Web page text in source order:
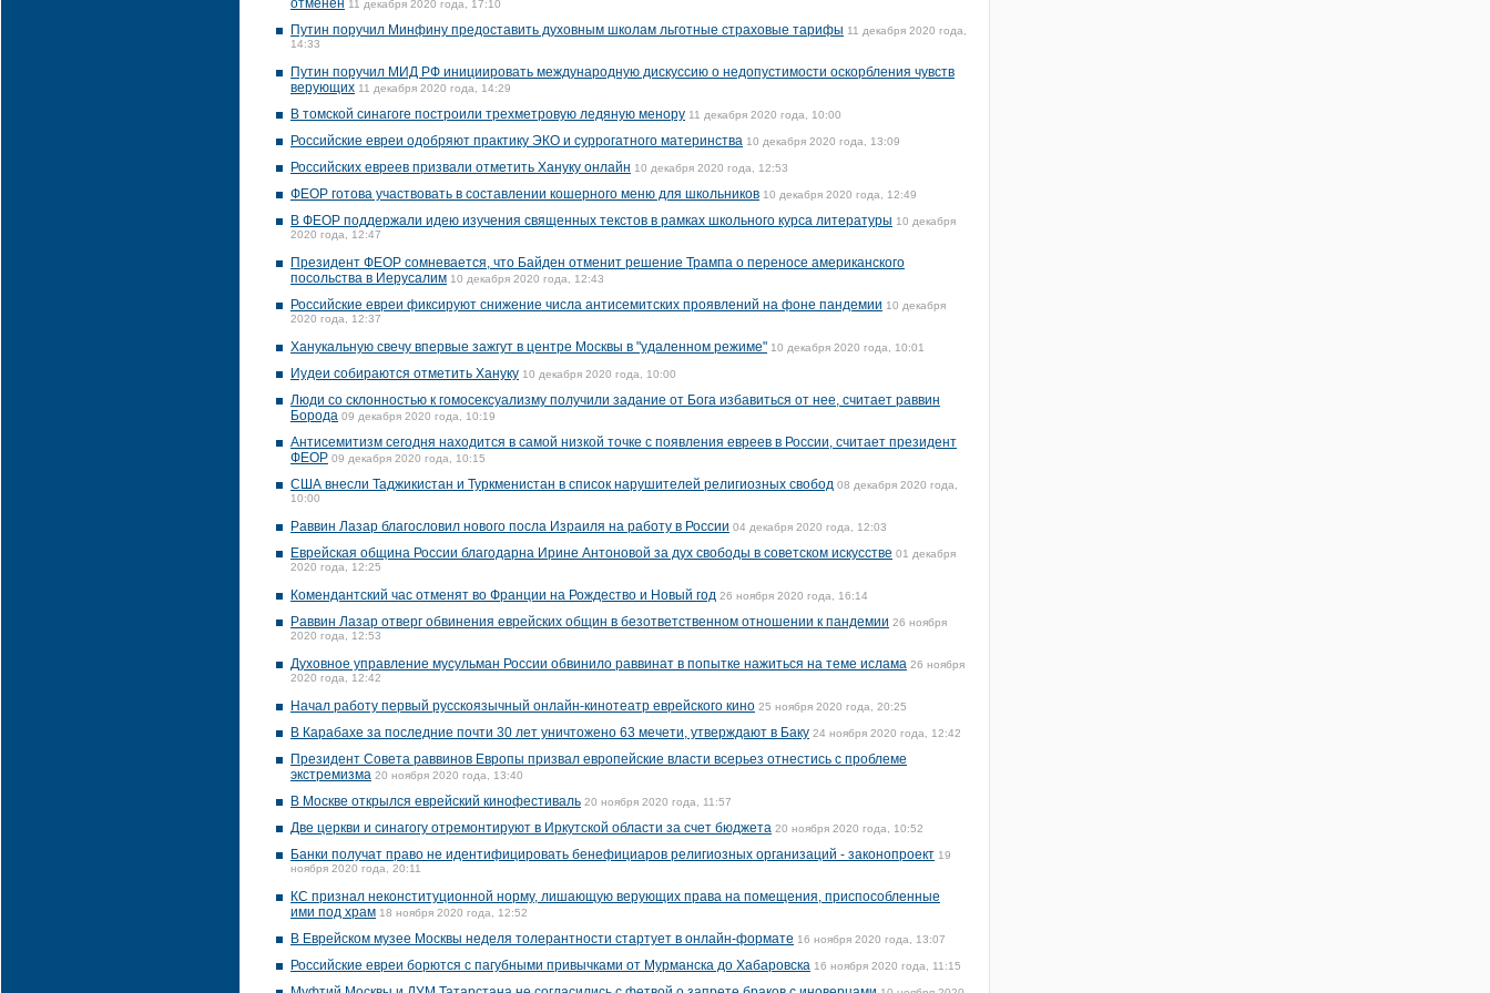
отменен 11 декабря 2020 года, 17:10
Путин поручил Минфину предоставить духовным школам льготные страховые тарифы 11 декабря 2020 года,
14:33
Путин поручил МИД РФ инициировать международную дискуссию о недопустимости оскорбления чувств
верующих 11 декабря 2020 года, 14:29
В томской синагоге построили трехметровую ледяную менору 11 декабря 2020 года, 10:00
Российские евреи одобряют практику ЭКО и суррогатного материнства 10 декабря 2020 года, 13:09
Российских евреев призвали отметить Хануку онлайн 10 декабря 2020 года, 12:53
ФЕОР готова участвовать в составлении кошерного меню для школьников 10 декабря 2020 года, 12:49
В ФЕОР поддержали идею изучения священных текстов в рамках школьного курса литературы 10 декабря
2020 года, 12:47
Президент ФЕОР сомневается, что Байден отменит решение Трампа о переносе американского
посольства в Иерусалим 10 декабря 2020 года, 12:43
Российские евреи фиксируют снижение числа антисемитских проявлений на фоне пандемии 10 декабря
2020 года, 12:37
Ханукальную свечу впервые зажгут в центре Москвы в "удаленном режиме" 10 декабря 2020 года, 10:01
Иудеи собираются отметить Хануку 10 декабря 2020 года, 10:00
Люди со склонностью к гомосексуализму получили задание от Бога избавиться от нее, считает раввин
Борода 09 декабря 2020 года, 10:19
Антисемитизм сегодня находится в самой низкой точке с появления евреев в России, считает президент
ФЕОР 09 декабря 2020 года, 10:15
США внесли Таджикистан и Туркменистан в список нарушителей религиозных свобод 08 декабря 2020 года,
10:00
Раввин Лазар благословил нового посла Израиля на работу в России 04 декабря 2020 года, 12:03
Еврейская община России благодарна Ирине Антоновой за дух свободы в советском искусстве 01 декабря
2020 года, 12:25
Комендантский час отменят во Франции на Рождество и Новый год 26 ноября 2020 года, 16:14
Раввин Лазар отверг обвинения еврейских общин в безответственном отношении к пандемии 26 ноября
2020 года, 12:53
Духовное управление мусульман России обвинило раввинат в попытке нажиться на теме ислама 26 ноября
2020 года, 12:42
Начал работу первый русскоязычный онлайн-кинотеатр еврейского кино 25 ноября 2020 года, 20:25
В Карабахе за последние почти 30 лет уничтожено 63 мечети, утверждают в Баку 24 ноября 2020 года, 12:42
Президент Совета раввинов Европы призвал европейские власти всерьез отнестись с проблеме
экстремизма 20 ноября 2020 года, 13:40
В Москве открылся еврейский кинофестиваль 20 ноября 2020 года, 11:57
Две церкви и синагогу отремонтируют в Иркутской области за счет бюджета 20 ноября 2020 года, 10:52
Банки получат право не идентифицировать бенефициаров религиозных организаций - законопроект 19
ноября 2020 года, 20:11
КС признал неконституционной норму, лишающую верующих права на помещения, приспособленные
ими под храм 18 ноября 2020 года, 12:52
В Еврейском музее Москвы неделя толерантности стартует в онлайн-формате 16 ноября 2020 года, 13:07
Российские евреи борются с пагубными привычками от Мурманска до Хабаровска 16 ноября 2020 года, 11:15